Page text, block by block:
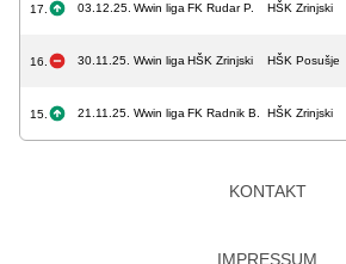
17. 03.12.25. Wwin liga FK Rudar P. HŠK Zrinjski
16. 30.11.25. Wwin liga HŠK Zrinjski HŠK Posušje
15. 21.11.25. Wwin liga FK Radnik B. HŠK Zrinjski
KONTAKT
IMPRESSUM